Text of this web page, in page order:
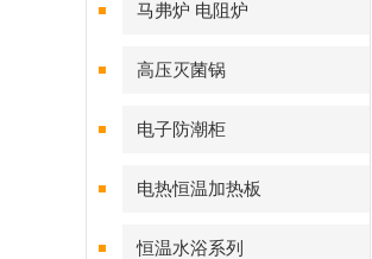
马弗炉 电阻炉
高压灭菌锅
电子防潮柜
电热恒温加热板
恒温水浴系列